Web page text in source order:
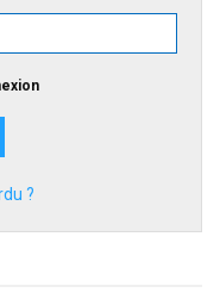
?